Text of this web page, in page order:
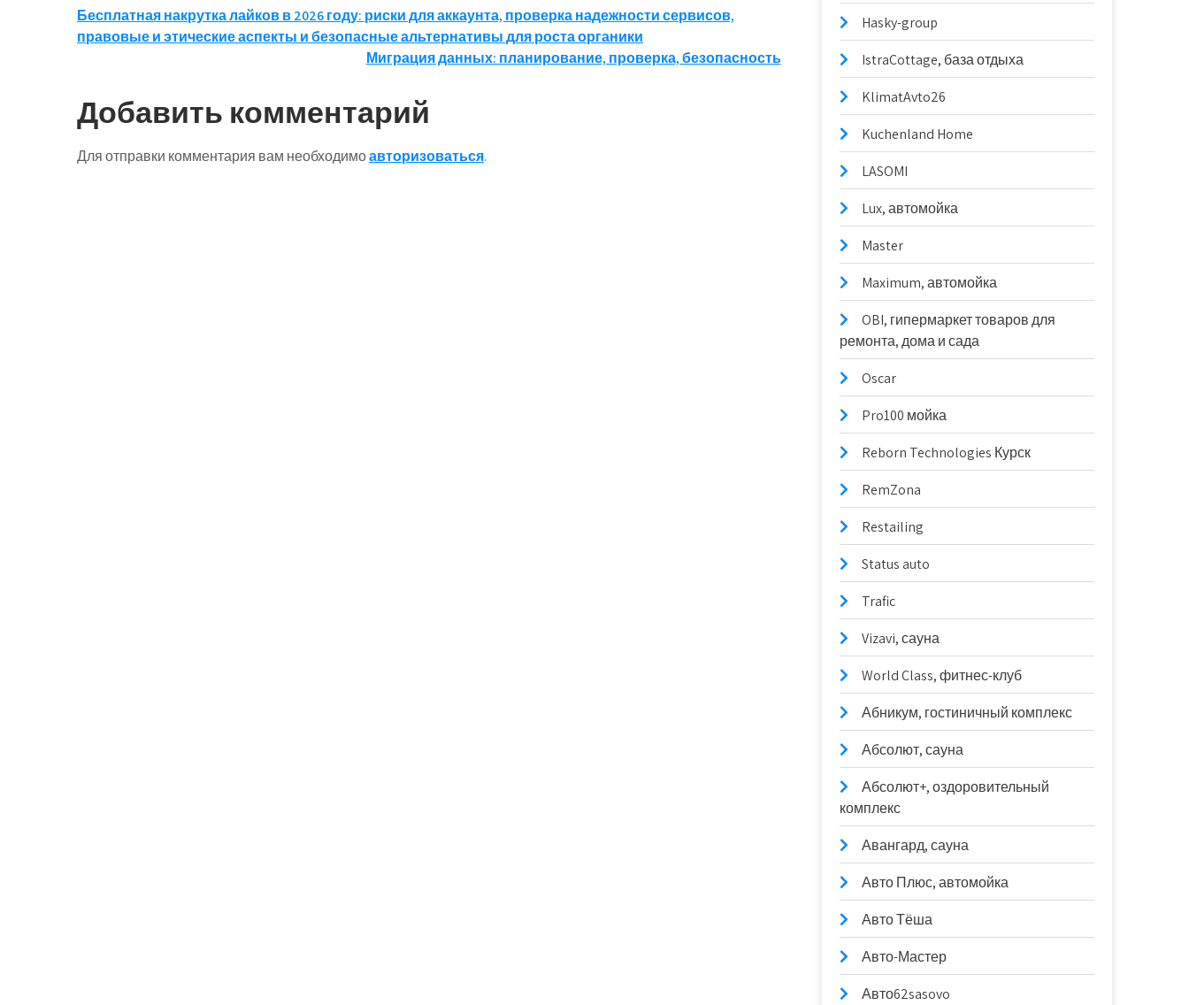
Навигация
по
Бесплатная накрутка лайков в 2026 году: риски для аккаунта, проверка надежности сервисов,
правовые и этические аспекты и безопасные альтернативы для роста органики
Миграция данных: планирование, проверка, безопасность
Добавить комментарий
Для отправки комментария вам необходимоавторизоваться.
Hasky-group
IstraCottage, база отдыха
KlimatAvto26
Kuchenland Home
LASOMI
Lux, автомойка
Master
Maximum, автомойка
OBI, гипермаркет товаров для
ремонта, дома и сада
Oscar
Pro100 мойка
Reborn Technologies Курск
RemZona
Restailing
Status auto
Trafic
Vizavi, сауна
World Class, фитнес-клуб
Абникум, гостиничный комплекс
Абсолют, сауна
Абсолют+, оздоровительный
комплекс
Авангард, сауна
Авто Плюс, автомойка
Авто Тёша
Авто-Мастер
Авто62sasovo